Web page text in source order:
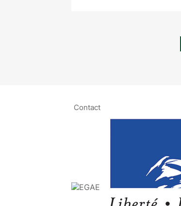
Contact